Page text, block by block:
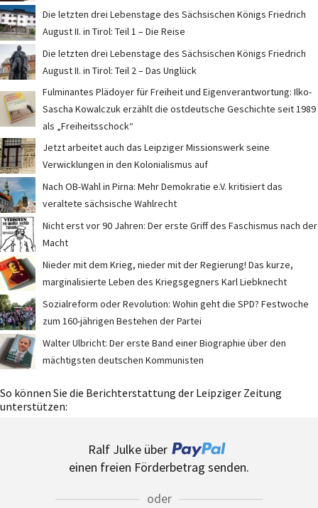
Die letzten drei Lebenstage des Sächsischen Königs Friedrich
August II. in Tirol: Teil 1 – Die Reise
Die letzten drei Lebenstage des Sächsischen Königs Friedrich
August II. in Tirol: Teil 2 – Das Unglück
Fulminantes Plädoyer für Freiheit und Eigenverantwortung: Ilko-
Sascha Kowalczuk erzählt die ostdeutsche Geschichte seit 1989
als „Freiheitsschock“
Jetzt arbeitet auch das Leipziger Missionswerk seine
Verwicklungen in den Kolonialismus auf
Nach OB-Wahl in Pirna: Mehr Demokratie e.V. kritisiert das
veraltete sächsische Wahlrecht
Nicht erst vor 90 Jahren: Der erste Griff des Faschismus nach der
Macht
Nieder mit dem Krieg, nieder mit der Regierung! Das kurze,
marginalisierte Leben des Kriegsgegners Karl Liebknecht
Sozialreform oder Revolution: Wohin geht die SPD? Festwoche
zum 160-jährigen Bestehen der Partei
Walter Ulbricht: Der erste Band einer Biographie über den
mächtigsten deutschen Kommunisten
So können Sie die Berichterstattung der Leipziger Zeitung
unterstützen:
Ralf Julke über
einen freien Förderbetrag senden.
oder